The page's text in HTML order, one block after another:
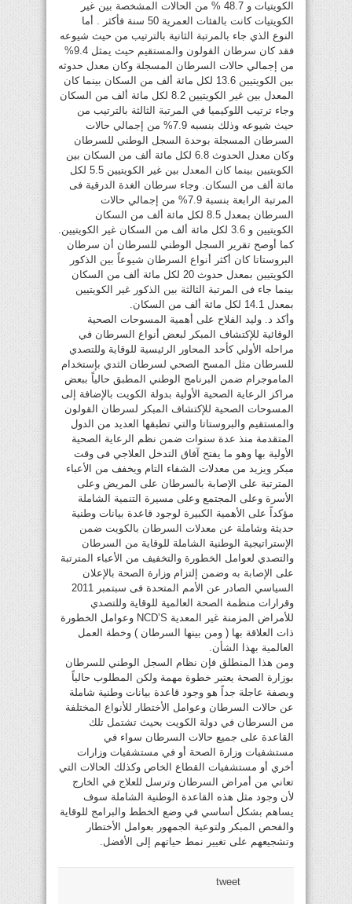
الكويتيات و 48.7 % من الحالات المشخصة بين غير
الكويتيات كانت بالفئات العمرية 50 سنة فأكثر . أما
النوع الذي جاء بالمرتبة الثانية بالترتيب من حيث شيوعه
فقد كان سرطان القولون والمستقيم حيث يمثل 9.4%
من إجمالي حالات السرطان المسجلة وكان معدل حدوثه
بين الكويتيين 13.6 لكل مائة ألف من السكان بينما كان
المعدل بين غير الكويتيين 8.2 لكل مائة ألف من السكان
وجاء ترتيب اللوكيميا في المرتبة الثالثة بالترتيب من
حيث شيوعه وذلك بنسبه 7.9% من إجمالي حالات
السرطان المسجلة بوحدة السجل الوطني للسرطان
وكان معدل الحدوث 6.8 لكل مائة ألف من السكان بين
الكويتيين بينما كان المعدل بين غير الكويتيين 5.5 لكل
مائة ألف من السكان. وجاء سرطان الغدة الدرقية فى
المرتبة الرابعة بنسبة 7.9% من إجمالي حالات
السرطان بمعدل 8.5 لكل مائة ألف من السكان
الكويتيين و 3.6 لكل مائة ألف من السكان غير الكويتيين.
كما أوصح تقرير السجل الوطني للسرطان أن سرطان
البروستاتا كان أكثر أنواع السرطان شيوعاً بين الذكور
الكويتيين بمعدل حدوث 20 لكل مائة ألف من السكان
بينما جاء فى المرتبة الثالثة بين الذكور غير الكويتيين
بمعدل 14.1 لكل مائة ألف من السكان.
وأكد د. وليد الفلاح على أهمية المسوحات الصحية
الوقائية للإكتشاف المبكر لبعض أنواع السرطان في
مراحله الأولي كأحد المحاور الرئيسية للوقاية وللتصدي
للسرطان مثل المسح الصحي لسرطان الثدي بإستخدام
الماموجرام ضمن البرنامج الوطني المطبق حالياً ببعض
مراكز الرعاية الصحية الأولية بدولة الكويت بالإضافة إلى
المسوحات الصحية للإكتشاف المبكر لسرطان القولون
والمستقيم والبروستاتا والتي تطبقها العديد من الدول
المتقدمة منذ عدة سنوات ضمن نظم الرعاية الصحية
الأولية بها وهو ما يفتح آفاق التدخل العلاجي فى وقت
مبكر ويزيد من معدلات الشفاء التام ويخفف من الأعباء
المترتبة على الإصابة بالسرطان على المريض وعلى
الأسرة وعلى المجتمع وعلى مسيرة التنمية الشاملة
مؤكداً على الأهمية الكبيرة لوجود قاعدة بيانات وطنية
حديثة وشاملة عن معدلات السرطان بالكويت ضمن
الإستراتيجية الوطنية الشاملة للوقاية من السرطان
والتصدي لعوامل الخطورة والتخفيف من الأعباء المترتبة
على الإصابة به وضمن إلتزام وزارة الصحة بالإعلان
السياسي الصادر عن الأمم المتحدة فى سبتمبر 2011
وقرارات منظمة الصحة العالمية للوقاية وللتصدي
للأمراض المزمنة غير المعدية NCD’S وعوامل الخطورة
ذات العلاقة بها ( ومن بينها السرطان ) وخطة العمل
العالمية بهذا الشأن.
ومن هذا المنطلق فإن نظام السجل الوطني للسرطان
بوزارة الصحة يعتبر خطوة مهمة ولكن المطلوب حالياً
وبصفة عاجلة جداً هو وجود قاعدة بيانات وطنية شاملة
عن حالات السرطان وعوامل الأختطار للأنواع المختلفة
من السرطان في دولة الكويت بحيث تشتمل تلك
القاعدة على جميع حالات السرطان سواء في
مستشفيات وزارة الصحة أو في مستشفيات وزارات
أخري أو مستشفيات القطاع الخاص وكذلك الحالات التي
تعاني من أمراض السرطان وترسل للعلاج في الخارج
لأن وجود مثل هذه القاعدة الوطنية الشاملة سوف
يساهم بشكل أساسي في وضع الخطط والبرامج للوقاية
والفحص المبكر ولتوعية الجمهور بعوامل الأختطار
وتشجيعهم على تغيير نمط حياتهم إلى الأفضل.
tweet